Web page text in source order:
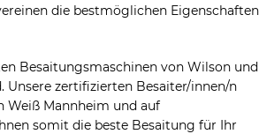
die bestmöglichen Eigenschaften
Besaitungsmaschinen von Wilson und
zertifizierten Besaiter/innen/n
Weiß Mannheim und auf
somit die beste Besaitung für Ihr